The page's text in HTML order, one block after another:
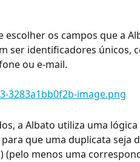
os campos que a
ser identificadores únicos,
ou e-mail.
a Albato utiliza uma lógica
que uma duplicata seja
(pelo menos uma